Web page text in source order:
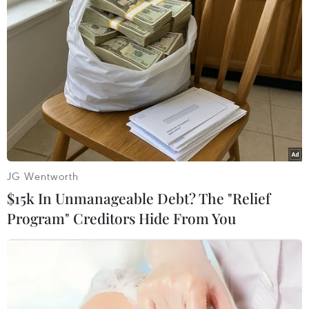
đọng
16/07/2026 10:48
Gỡ “điểm nghẽn” để Phú Thọ hiện
thực hóa mục tiêu 64.000 căn nhà ở
xã hội
16/07/2026 09:45
CƠ QUAN CHỦ QUẢN: THÔNG TẤN XÃ VIỆT NAM
JG Wentworth
$15k In Unmanageable Debt? The "Relief
Program" Creditors Hide From You